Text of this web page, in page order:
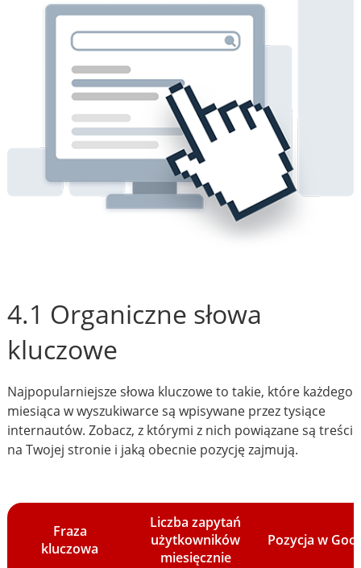
4.1 Organiczne słowa
kluczowe
Najpopularniejsze słowa kluczowe to takie, które każdego
miesiąca w wyszukiwarce są wpisywane przez tysiące
internautów. Zobacz, z którymi z nich powiązane są treści
na Twojej stronie i jaką obecnie pozycję zajmują.
Fraza
kluczowa
Liczba zapytań
użytkowników
miesięcznie
Pozycja w